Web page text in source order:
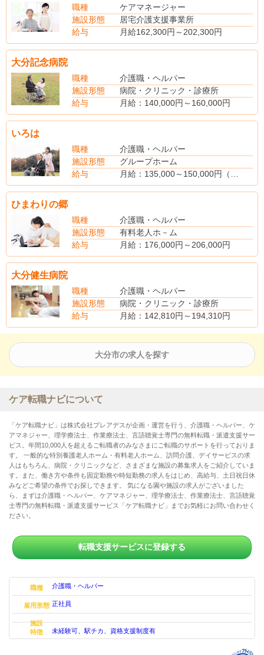
（別途手当）
夜勤手当：3,000円/回)
住宅手当
職種
ケアマネージャー
施設形態
居宅介護支援事業所
給与
月給162,300円～202,300円
賞与4.4ヵ月分支給
大分記念病院
職種
介護職・ヘルパー
施設形態
病院・クリニック・診療所
給与
月給：140,000円～160,000円
（別途手当）
いろは
職種
介護職・ヘルパー
施設形態
グループホーム
給与
※夜勤は週に1～2回程度
時給：760円（雇用期間3ヶ月）
資格手当
ヘルパー2級：3,000円
看護師：5,000円
※新卒の給与は経験・能力を考慮し決定
（別途手当）
賞与あり（前年度実績・年2回又は100,000円～200,000円）
ひまわりの郷
職種
介護職・ヘルパー
施設形態
有料老人ホ－ム
給与
月給：176,000円～206,000円
※夜勤手当（4回分）を含む
資格手当 5,000円～10,000円
（別途手当）
夜勤手当 4,000円/回
大分健生病院
職種
介護職・ヘルパー
施設形態
病院・クリニック・診療所
給与
月給：142,810円～194,310円
(別途手当)
住宅手当
家族手当
大分市の求人を探す
ケア転職ナビについて
「ケア転職ナビ」は株式会社プレアデスが企画・運営を行う、介護職・ヘルパー、ケ
アマネジャー、理学療法士、作業療法士、言語聴覚士専門の無料転職・派遣支援サー
ビス。年間10,000人を超えるご転職者のみなさまにご転職のサポートを行っておりま
す。 一般的な特別養護老人ホーム・有料老人ホーム、訪問介護、デイサービスの求
人はもちろん、病院・クリニックなど、さまざまな施設の募集求人をご紹介していま
す。また、働き方や条件も固定勤務や時短勤務の求人をはじめ、高給与、土日祝日休
みなどご希望の条件でお探しできます。 気になる園や施設の求人がございました
ら、まずは介護職・ヘルパー、ケアマネジャー、理学療法士、作業療法士、言語聴覚
士専門の無料転職・派遣支援サービス「ケア転職ナビ」までお気軽にお問い合わせく
ださい。
転職支援サービスに登録する
職種 介護職・ヘルパー
雇用形態 正社員
施設
特徴
未経験可 、駅チカ 資格支援制度有